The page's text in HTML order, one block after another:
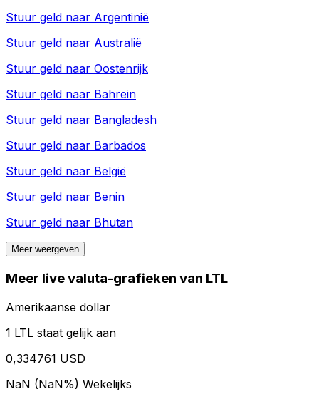
Stuur geld naar Argentinië
Stuur geld naar Australië
Stuur geld naar Oostenrijk
Stuur geld naar Bahrein
Stuur geld naar Bangladesh
Stuur geld naar Barbados
Stuur geld naar België
Stuur geld naar Benin
Stuur geld naar Bhutan
Meer weergeven
Meer live valuta-grafieken van LTL
Amerikaanse dollar
1 LTL staat gelijk aan
0,334761 USD
NaN (NaN%) Wekelijks